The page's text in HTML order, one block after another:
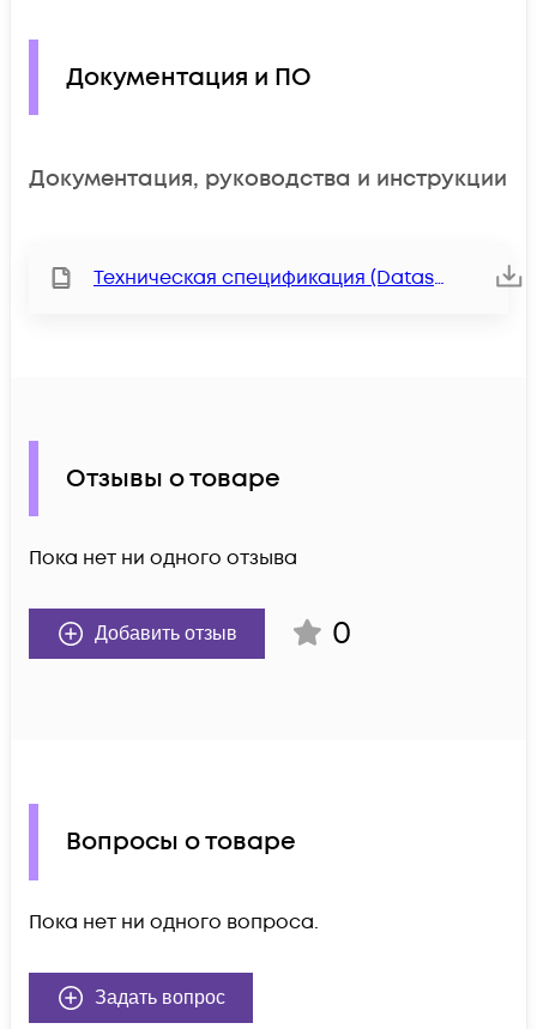
Документация и ПО
Документация, руководства и инструкции
Техническая спецификация (Datasheet)
Отзывы о товаре
Пока нет ни одного отзыва
Добавить отзыв 0
Вопросы о товаре
Пока нет ни одного вопроса.
Задать вопрос